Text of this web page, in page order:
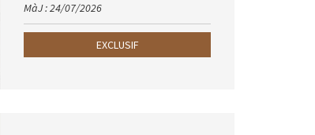
MàJ : 24/07/2026
EXCLUSIF